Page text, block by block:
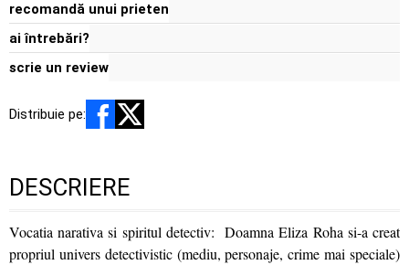
recomandă unui prieten
ai întrebări?
scrie un review
Distribuie pe:
DESCRIERE
Vocatia narativa si spiritul detectiv: Doamna Eliza Roha si-a creat
propriul univers detectivistic (mediu, personaje, crime mai speciale)